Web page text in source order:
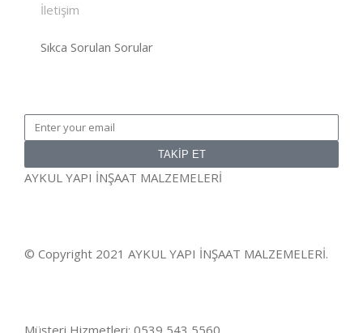
İletişim
Sıkca Sorulan Sorular
TAKİP ET
AYKUL YAPI İNŞAAT MALZEMELERİ
© Copyright 2021 AYKUL YAPI İNŞAAT MALZEMELERİ.
Müşteri Hizmetleri: 0539 543 5560